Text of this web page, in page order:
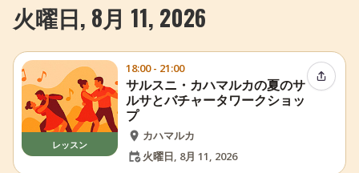
火曜日, 8月 11, 2026
レッスン
18:00 - 21:00
サルスニ・カハマルカの夏のサ
ルサとバチャータワークショッ
プ
カハマルカ
火曜日, 8月 11, 2026
イベン